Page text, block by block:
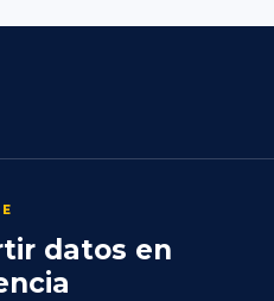
datos en